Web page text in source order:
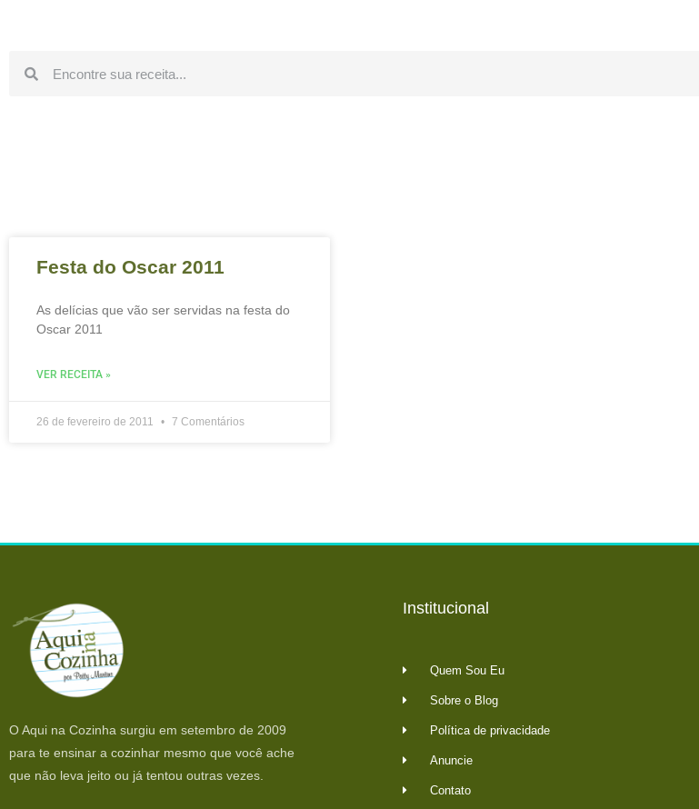
Festa do Oscar 2011
As delícias que vão ser servidas na festa do
Oscar 2011
VER RECEITA »
26 de fevereiro de 2011 7 Comentários
O Aqui na Cozinha surgiu em setembro de 2009
para te ensinar a cozinhar mesmo que você ache
que não leva jeito ou já tentou outras vezes.
Institucional
Quem Sou Eu
Sobre o Blog
Política de privacidade
Anuncie
Contato